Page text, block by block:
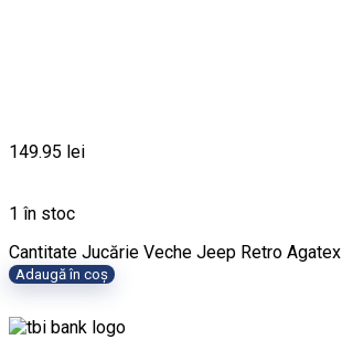
149.95 lei
1 în stoc
Cantitate Jucărie Veche Jeep Retro Agatex
Adaugă în coș